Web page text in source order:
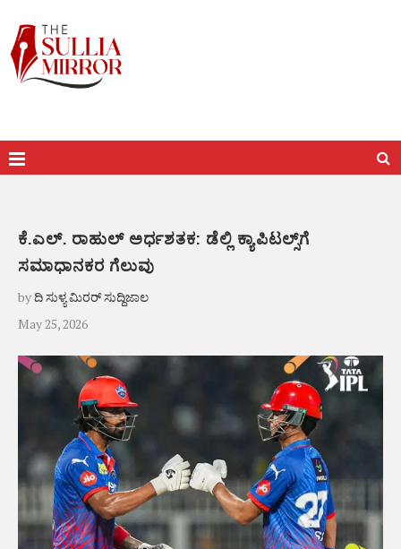
ಕೆ.ಎಲ್. ರಾಹುಲ್‌ ಅರ್ಧಶತಕ: ಡೆಲ್ಲಿ ಕ್ಯಾಪಿಟಲ್ಸ್‌ಗೆ
ಸಮಾಧಾನಕರ ಗೆಲುವು
byದಿ ಸುಳ್ಯ ಮಿರರ್ ಸುದ್ದಿಜಾಲ
May 25, 2026